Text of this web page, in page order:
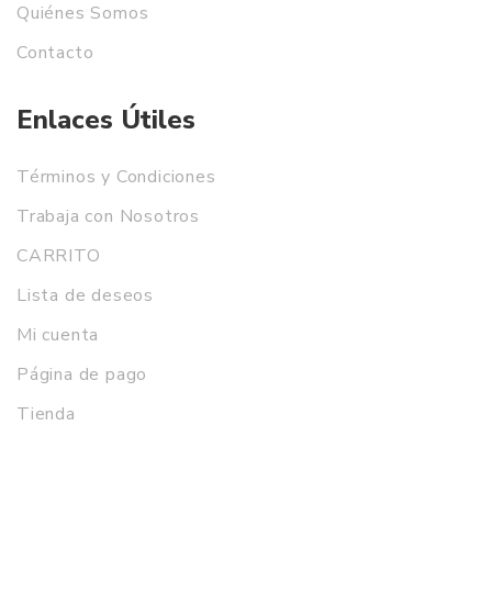
Quiénes Somos
Contacto
Enlaces Útiles
Términos y Condiciones
Trabaja con Nosotros
CARRITO
Lista de deseos
Mi cuenta
Página de pago
Tienda